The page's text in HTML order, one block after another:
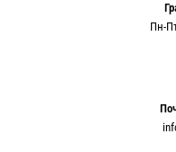
Пн-